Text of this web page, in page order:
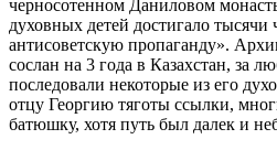
черносотенном Даниловом
духовных детей достигало
антисоветскую пропаганду».
сослан на 3 года в Казахстан, за
последовали некоторые из его
отцу Георгию тяготы ссылки,
батюшку, хотя путь был далек и